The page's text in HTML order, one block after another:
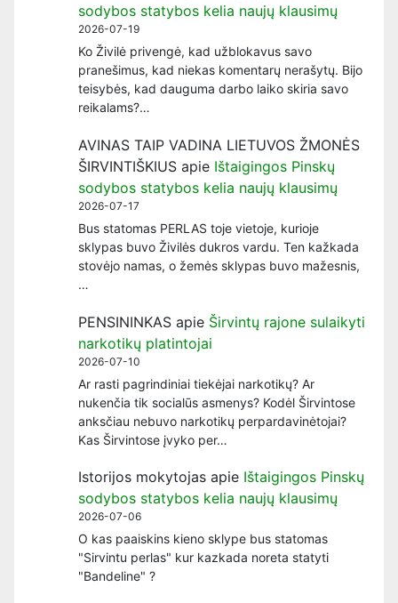
sodybos statybos kelia naujų klausimų
2026-07-19
Ko Živilė privengė, kad užblokavus savo
pranešimus, kad niekas komentarų nerašytų. Bijo
teisybės, kad dauguma darbo laiko skiria savo
reikalams?…
AVINAS TAIP VADINA LIETUVOS ŽMONĖS
ŠIRVINTIŠKIUS apie Ištaigingos Pinskų
sodybos statybos kelia naujų klausimų
2026-07-17
Bus statomas PERLAS toje vietoje, kurioje
sklypas buvo Živilės dukros vardu. Ten kažkada
stovėjo namas, o žemės sklypas buvo mažesnis,
…
PENSININKAS apie Širvintų rajone sulaikyti
narkotikų platintojai
2026-07-10
Ar rasti pagrindiniai tiekėjai narkotikų? Ar
nukenčia tik socialūs asmenys? Kodėl Širvintose
anksčiau nebuvo narkotikų perpardavinėtojai?
Kas Širvintose įvyko per…
Istorijos mokytojas apie Ištaigingos Pinskų
sodybos statybos kelia naujų klausimų
2026-07-06
O kas paaiskins kieno sklype bus statomas
"Sirvintu perlas" kur kazkada noreta statyti
"Bandeline" ?